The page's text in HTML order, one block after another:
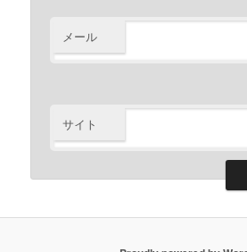
メール
サイト